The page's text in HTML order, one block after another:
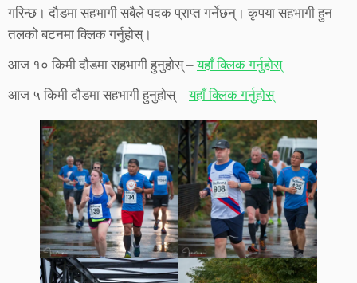
गरिन्छ। दौडमा सहभागी सबैले पदक प्राप्त गर्नेछन्। कृपया सहभागी हुन
तलको बटनमा क्लिक गर्नुहोस्।
आज १० किमी दौडमा सहभागी हुनुहोस् –यहाँ क्लिक गर्नुहोस्
आज ५ किमी दौडमा सहभागी हुनुहोस् –यहाँ क्लिक गर्नुहोस्